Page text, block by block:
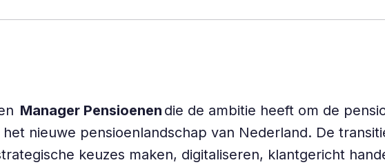
Manager Pensioenen die de ambitie heeft om de
nieuwe pensioenlandschap van Nederland. De
keuzes maken, digitaliseren, klantgericht